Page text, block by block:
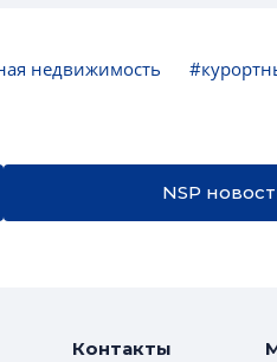
недвижимость
NSP
Контакты